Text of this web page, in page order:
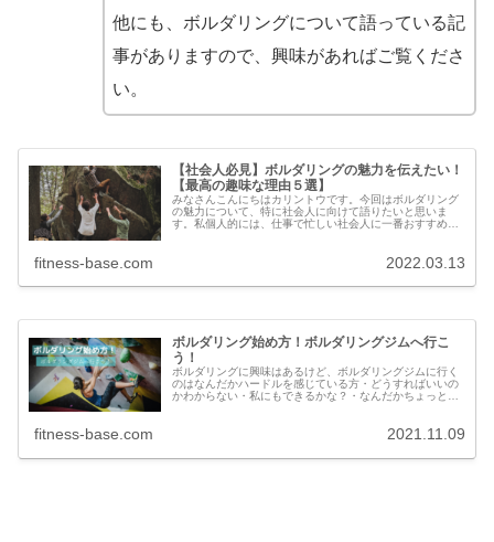
他にも、ボルダリングについて語っている記
事がありますので、興味があればご覧くださ
い。
【社会人必見】ボルダリングの魅力を伝えたい！
【最高の趣味な理由５選】
みなさんこんにちはカリントウです。今回はボルダリング
の魅力について、特に社会人に向けて語りたいと思いま
す。私個人的には、仕事で忙しい社会人に一番おすすめし
fitness-base.com 2022.03.13
ボルダリング始め方！ボルダリングジムへ行こ
う！
ボルダリングに興味はあるけど、ボルダリングジムに行く
のはなんだかハードルを感じている方・どうすればいいの
かわからない・私にもできるかな？・なんだかちょっとこ
fitness-base.com 2021.11.09